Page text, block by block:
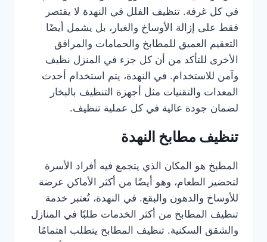
في كل غرفة. تنظيف الفلل في النهدة لا يقتصر
فقط على إزالة الأوساخ والغبار، بل يشمل أيضًا
التعقيم العميق للمطابخ والحمامات والمرافق
الأخرى للتأكد من أن كل جزء في المنزل نظيف
وآمن للاستخدام. في النهدة، يتم استخدام أحدث
المعدات والتقنيات مثل أجهزة التنظيف بالبخار
لضمان جودة عالية في كل عملية تنظيف.
تنظيف مطابخ النهدة
المطبخ هو المكان الذي يتجمع فيه أفراد الأسرة
لتحضير الطعام، وهو أيضًا من أكثر الأماكن عرضة
للأوساخ والدهون والبقع. في النهدة، تُعتبر خدمة
تنظيف المطابخ من أكثر الخدمات طلبًا في المنازل
والشقق السكنية. تنظيف المطابخ يتطلب اهتمامًا